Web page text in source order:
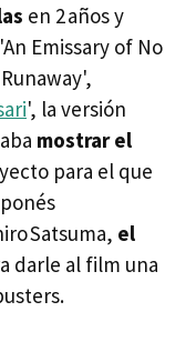
en 2 años y
Emissary of No
', la versión
mostrar el
para el que
Satsuma, el
darle al film una